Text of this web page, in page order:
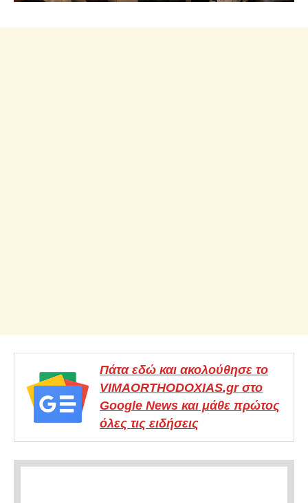
Πάτα εδώ και ακολούθησε το
VIMAORTHODOXIAS.gr στο
Google News και μάθε πρώτος
όλες τις ειδήσεις